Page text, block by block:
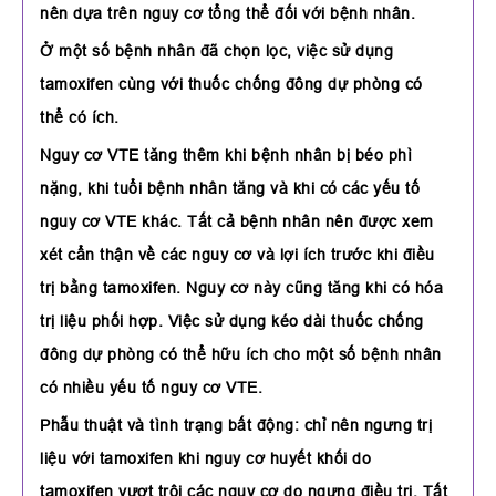
nên dựa trên nguy cơ tổng thể đối với bệnh nhân.
Ở một số bệnh nhân đã chọn lọc, việc sử dụng
tamoxifen cùng với thuốc chống đông dự phòng có
thể có ích.
Nguy cơ VTE tăng thêm khi bệnh nhân bị béo phì
nặng, khi tuổi bệnh nhân tăng và khi có các yếu tố
nguy cơ VTE khác. Tất cả bệnh nhân nên được xem
xét cẩn thận về các nguy cơ và lợi ích trước khi điều
trị bằng tamoxifen. Nguy cơ này cũng tăng khi có hóa
trị liệu phối hợp. Việc sử dụng kéo dài thuốc chống
đông dự phòng có thể hữu ích cho một số bệnh nhân
có nhiều yếu tố nguy cơ VTE.
Phẫu thuật và tình trạng bất động: chỉ nên ngưng trị
liệu với tamoxifen khi nguy cơ huyết khối do
tamoxifen vượt trội các nguy cơ do ngưng điều trị. Tất